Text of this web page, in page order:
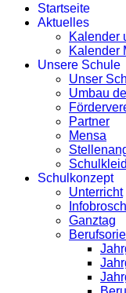
Startseite
Aktuelles
Kalender
Kalender
Unsere Schule
Unser
Umbau
Partner
Mensa
Schulkonzept
Unterricht
Ganztag